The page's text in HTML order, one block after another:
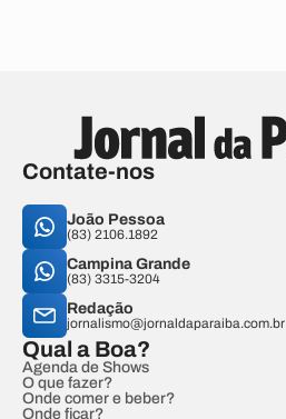
Contate-nos
João Pessoa
(83) 2106.1892
Campina Grande
(83) 3315-3204
Redação
jornalismo@jornaldaparaiba.com.br
Qual a Boa?
Agenda de Shows
O que fazer?
Onde comer e beber?
Onde ficar?